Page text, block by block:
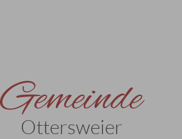
Gemeinde
Ottersweier